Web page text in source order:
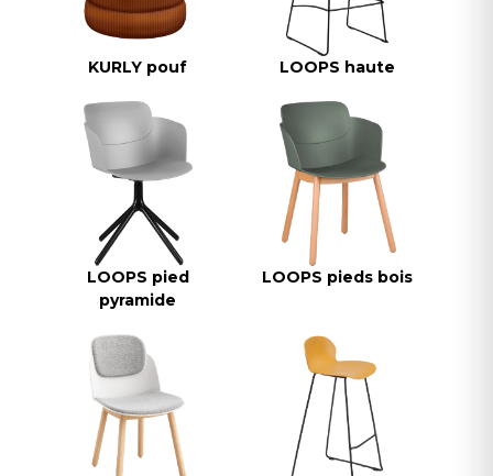
KURLY pouf LOOPS haute
LOOPS pied
pyramide
LOOPS pieds bois